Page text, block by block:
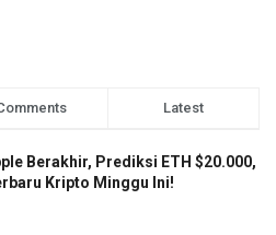
Latest
Berakhir, Prediksi ETH $20.000,
Kripto Minggu Ini!